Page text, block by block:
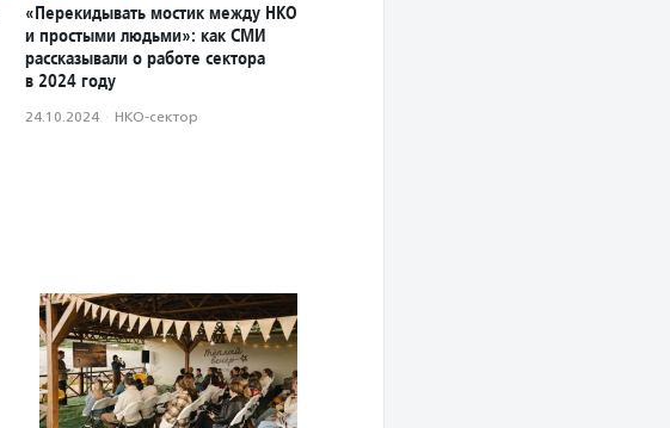
«Перекидывать мостик между НКО
и простыми людьми»: как СМИ
рассказывали о работе сектора
в 2024 году
24.10.2024 · НКО-сектор